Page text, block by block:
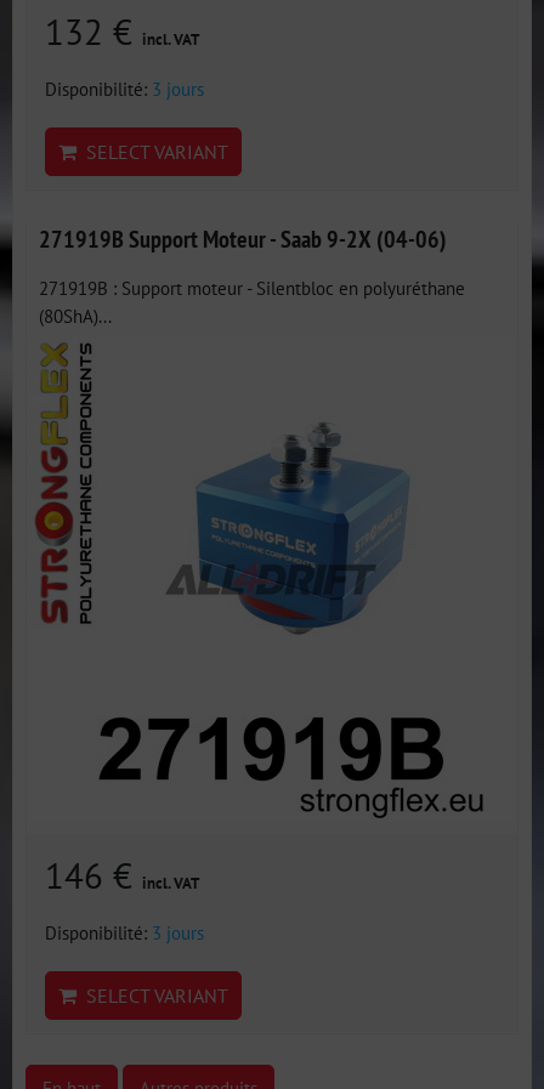
132 € incl. VAT
Disponibilité: 3 jours
SELECT VARIANT
271919B Support Moteur - Saab 9-2X (04-06)
271919B : Support moteur - Silentbloc en polyuréthane
(80ShA)...
146 € incl. VAT
Disponibilité: 3 jours
SELECT VARIANT